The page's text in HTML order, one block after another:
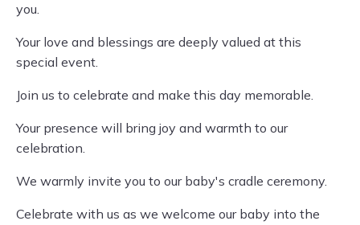
you.
Your love and blessings are deeply valued at this
special event.
Join us to celebrate and make this day memorable.
Your presence will bring joy and warmth to our
celebration.
We warmly invite you to our baby's cradle ceremony.
Celebrate with us as we welcome our baby into the